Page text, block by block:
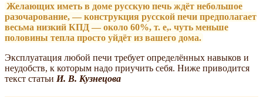
Желающих иметь в доме русскую печь ждёт небольшое
разочарование, — конструкция русской печи предполагает
весьма низкий КПД — около 60%, т. е,. чуть меньше
половины тепла просто уйдёт из вашего дома.
Эксплуатация любой печи требует определённых навыков и
неудобств, к которым надо приучить себя. Ниже приводится
текст статьи И. В. Кузнецова